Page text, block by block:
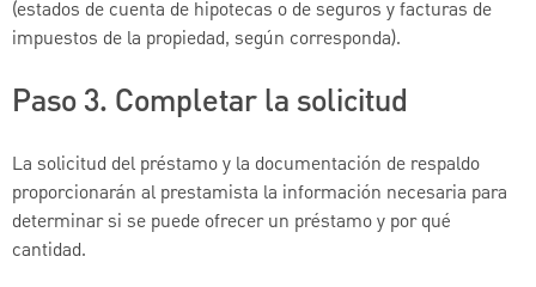
(estados de cuenta de hipotecas o de seguros y facturas de
impuestos de la propiedad, según corresponda).
Paso 3. Completar la solicitud
La solicitud del préstamo y la documentación de respaldo
proporcionarán al prestamista la información necesaria para
determinar si se puede ofrecer un préstamo y por qué
cantidad.